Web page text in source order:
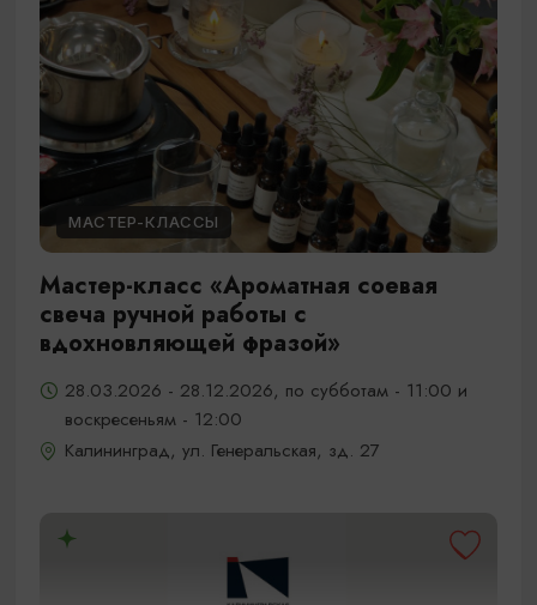
МАСТЕР-КЛАССЫ
Мастер-класс «Ароматная соевая
свеча ручной работы с
вдохновляющей фразой»
28.03.2026 - 28.12.2026, по субботам - 11:00 и
воскресеньям - 12:00
Калининград, ул. Генеральская, зд. 27